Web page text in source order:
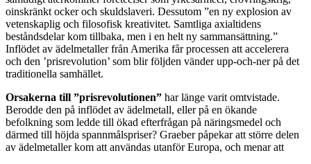
oinskränkt ocker och skuldslaveri. Dessutom ”en ny explosion av
vetenskaplig och filosofisk kreativitet. Samtliga axialtidens
beståndsdelar kom tillbaka, men i en helt ny sammansättning.”
Inflödet av ädelmetaller från Amerika får processen att accelerera
och den ’prisrevolution’ som blir följden vänder upp-och-ner på det
traditionella samhället.
Orsakerna till ”prisrevolutionen” har länge varit omtvistade.
Berodde den på inflödet av ädelmetall, eller på en ökande
befolkning som ledde till ökad efterfrågan på näringsmedel och
därmed till höjda spannmålspriser? Graeber påpekar att större delen
av ädelmetaller kom att användas utanför Europa, och menar att